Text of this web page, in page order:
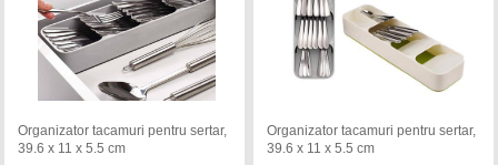
Organizator tacamuri pentru sertar,
39.6 x 11 x 5.5 cm
Organizator tacamuri pentru sertar,
39.6 x 11 x 5.5 cm